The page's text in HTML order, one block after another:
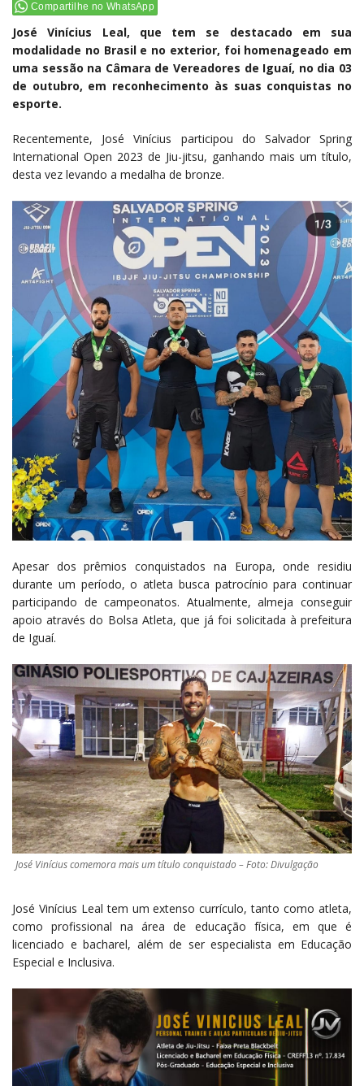
Compartilhe no WhatsApp
José Vinícius Leal, que tem se destacado em sua
modalidade no Brasil e no exterior, foi homenageado em
uma sessão na Câmara de Vereadores de Iguaí, no dia 03
de outubro, em reconhecimento às suas conquistas no
esporte.
Recentemente, José Vinícius participou do Salvador Spring
International Open 2023 de Jiu-jitsu, ganhando mais um título,
desta vez levando a medalha de bronze.
Apesar dos prêmios conquistados na Europa, onde residiu
durante um período, o atleta busca patrocínio para continuar
participando de campeonatos. Atualmente, almeja conseguir
apoio através do Bolsa Atleta, que já foi solicitada à prefeitura
de Iguaí.
José Vinícius comemora mais um título conquistado – Foto: Divulgação
José Vinícius Leal tem um extenso currículo, tanto como atleta,
como profissional na área de educação física, em que é
licenciado e bacharel, além de ser especialista em Educação
Especial e Inclusiva.